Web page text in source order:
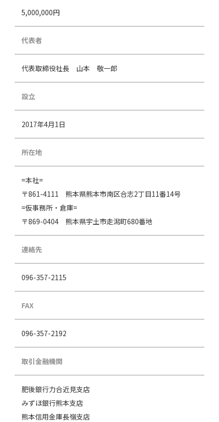
5,000,000円
代表者
代表取締役社長 山本 敬一郎
設立
2017年4月1日
所在地
=本社=
〒861-4111 熊本県熊本市南区合志2丁目11番14号
=仮事務所・倉庫=
〒869-0404 熊本県宇土市走潟町680番地
連絡先
096-357-2115
FAX
096-357-2192
取引金融機関
肥後銀行力合近見支店
みずほ銀行熊本支店
熊本信用金庫長嶺支店